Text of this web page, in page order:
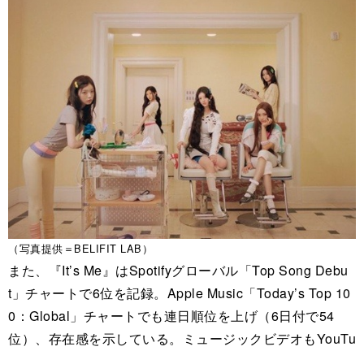
（写真提供＝BELIFIT LAB）
また、『It’s Me』はSpotifyグローバル「Top Song Debu
t」チャートで6位を記録。Apple Music「Today’s Top 10
0：Global」チャートでも連日順位を上げ（6日付で54
位）、存在感を示している。ミュージックビデオもYouTu